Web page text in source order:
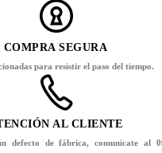
COMPRA SEGURA
para resistir el paso del tiempo.
AL CLIENTE
defecto de fábrica, comunicate al